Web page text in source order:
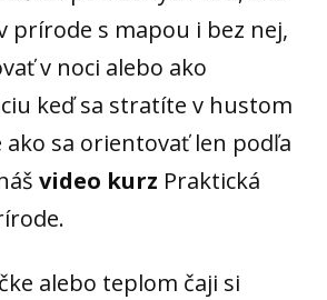
prírode s mapou i bez nej,
v noci alebo ako
keď sa stratíte v hustom
ako sa orientovať len podľa
video kurz Praktická
alebo teplom čaji si